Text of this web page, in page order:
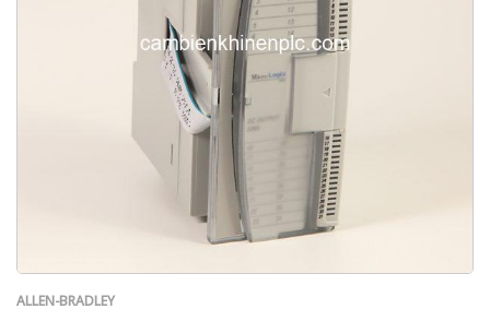
ALLEN-BRADLEY